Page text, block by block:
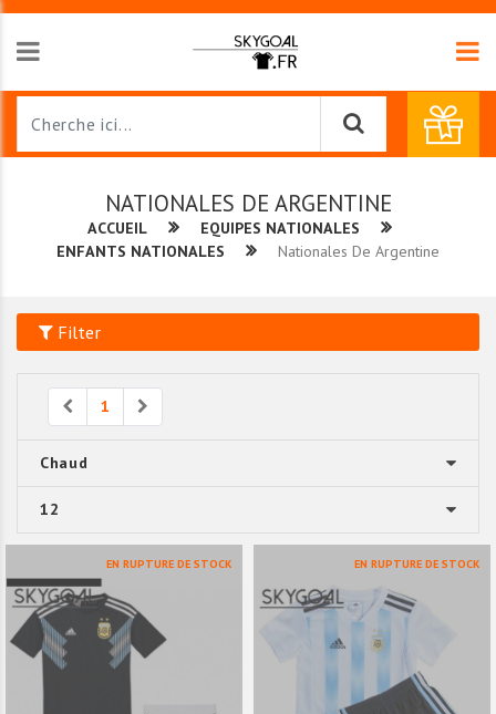
NATIONALES DE ARGENTINE
ACCUEIL
EQUIPES NATIONALES
ENFANTS NATIONALES
Nationales De Argentine
Filter
Previous
1
EN RUPTURE DE STOCK EN RUPTURE DE STOCK